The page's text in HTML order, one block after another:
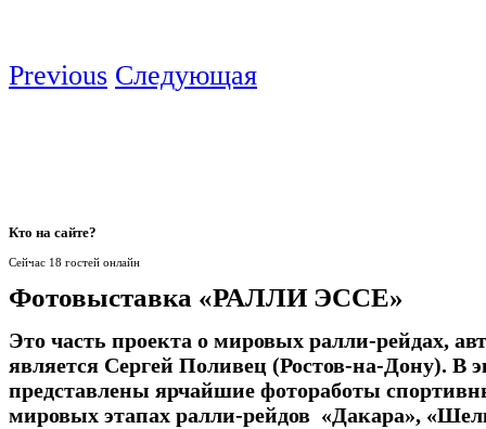
Previous Следующая
Кто на сайте?
Сейчас 18 гостей онлайн
Фотовыставка «РАЛЛИ ЭССЕ»
Это часть проекта о мировых ралли-рейдах,
является Сергей Поливец (Ростов-на-Дону). В
представлены ярчайшие фотоработы
мировых этапах ралли-рейдов «Дакара»,